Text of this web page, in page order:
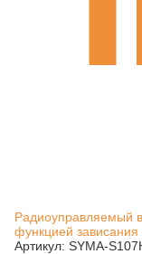
Радиоуправляемый
функцией зависания
Артикул: SYMA-